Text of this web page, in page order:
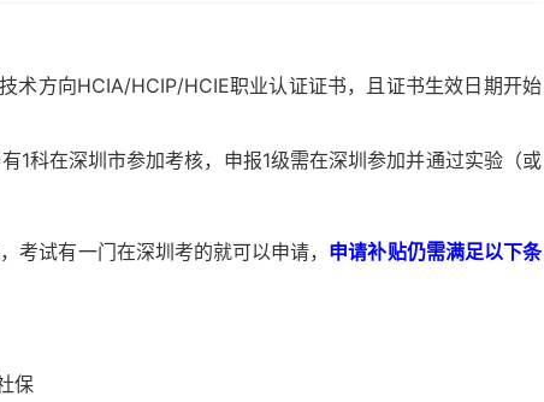
术方向HCIA/HCIP/HCIE职业认证证书，且证书生效日期开始
1科在深圳市参加考核，申报1级需在深圳参加并通过实验（或
考试有一门在深圳考的就可以申请， 申请补贴仍需满足以下条
保